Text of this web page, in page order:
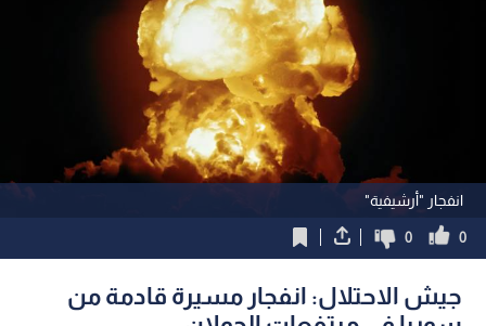
انفجار "أرشيفية"
0
0
جيش الاحتلال: انفجار مسيرة قادمة من